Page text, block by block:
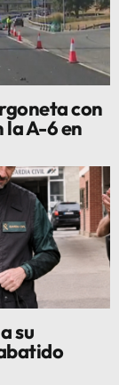
con
A-6 en
su